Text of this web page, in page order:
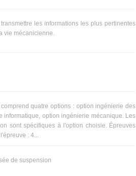
les informations les plus pertinentes
vie mécanicienne.
quatre options : option ingénierie des
informatique, option ingénierie mécanique. Les
sont spécifiques à l'option choisie. Épreuves
: 4...
de suspension